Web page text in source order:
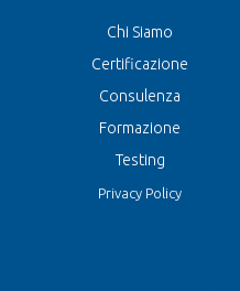
Chi Siamo
Certificazione
Consulenza
Formazione
Testing
Privacy Policy